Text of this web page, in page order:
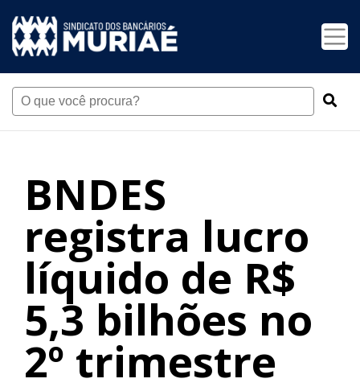
BNDES
registra lucro
líquido de R$
5,3 bilhões no
2º trimestre